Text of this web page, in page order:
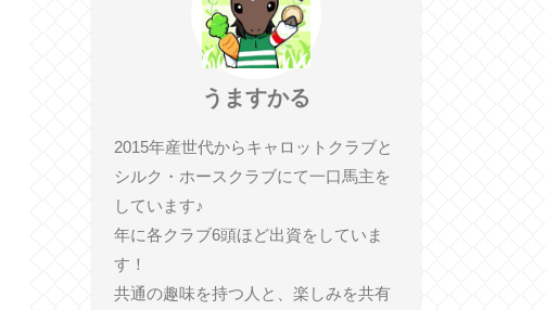
うますかる
2015年産世代からキャロットクラブと
シルク・ホースクラブにて一口馬主を
しています♪
年に各クラブ6頭ほど出資をしていま
す！
共通の趣味を持つ人と、楽しみを共有